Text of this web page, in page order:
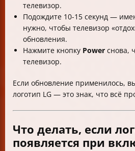
телевизор.
Подождите 10-15 секунд —
нужно, чтобы телевизор
обновления.
Нажмите кнопку Power снова,
телевизор.
Если обновление применилось,
логотип LG — это знак, что всё
Что делать, если
появляется при